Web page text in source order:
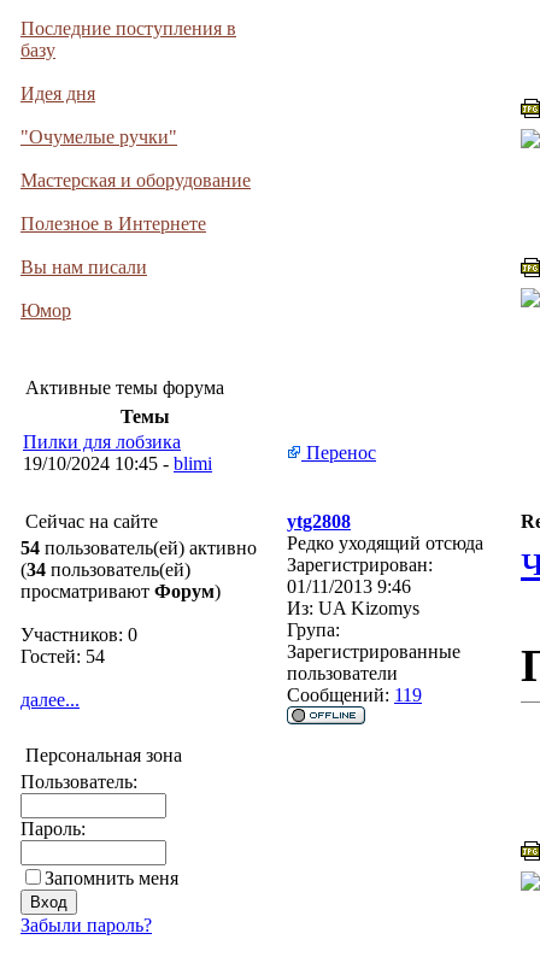
Последние поступления в
базу
Идея дня
"Очумелые ручки"
Мастерская и оборудование
Полезное в Интернете
Вы нам писали
Юмор
Активные темы форума
Темы
Пилки для лобзика
19/10/2024 10:45 - blimi
Сейчас на сайте
54 пользователь(ей) активно
(34 пользователь(ей)
просматривают Форум)
Участников: 0
Гостей: 54
далее...
Персональная зона
Пользователь:
Пароль:
Запомнить меня
Забыли пароль?
Перенос
ytg2808
Редко уходящий отсюда
Зарегистрирован:
01/11/2013 9:46
Из: UA Kizomys
Група:
Зарегистрированные
пользователи
Сообщений: 119